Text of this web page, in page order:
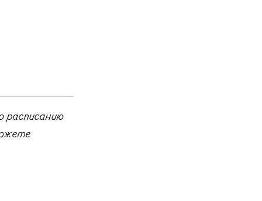
расписанию